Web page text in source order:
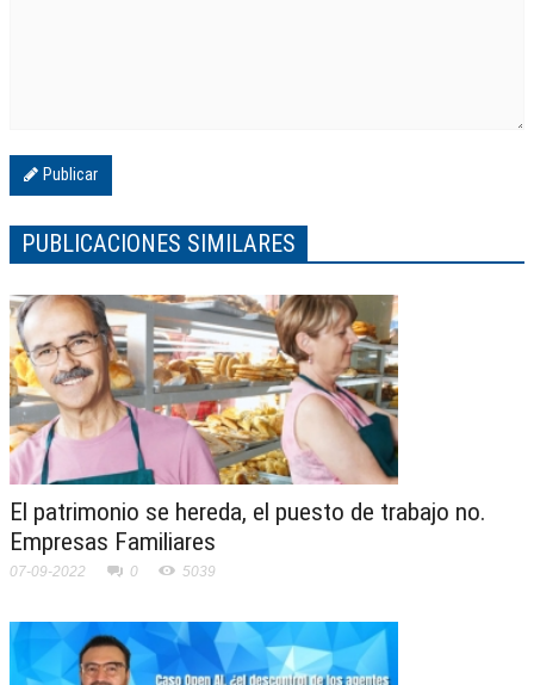
Publicar
PUBLICACIONES SIMILARES
El patrimonio se hereda, el puesto de trabajo no.
Empresas Familiares
07-09-2022 0 5039